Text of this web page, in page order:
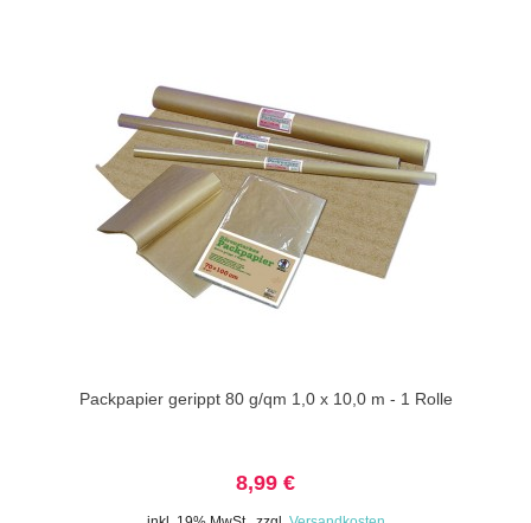
Packpapier gerippt 80 g/qm 1,0 x 10,0 m - 1 Rolle
8,99 €